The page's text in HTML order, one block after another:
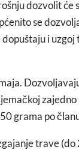
dozvolit će
se
i
grama po
trave